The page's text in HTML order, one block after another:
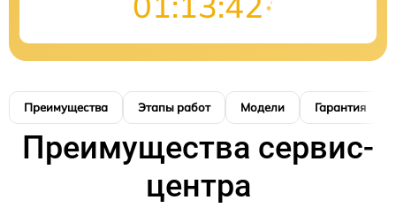
Преимущества Этапы работ Модели Гарантия
Преимущества сервис-
центра